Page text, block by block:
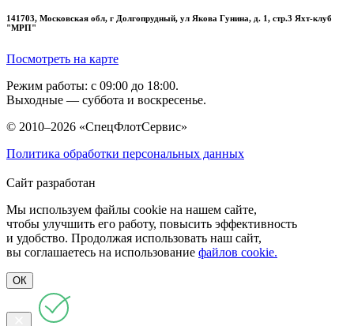
141703, Московская обл, г Долгопрудный, ул Якова Гунина, д. 1, стр.3 Яхт-клуб
"МРП"
Посмотреть на карте
Режим работы: с 09:00 до 18:00.
Выходные — суббота и воскресенье.
© 2010–2026 «СпецФлотСервис»
Политика обработки персональных данных
Сайт разработан
Мы используем файлы cookie на нашем сайте,
чтобы улучшить его работу, повысить эффективность
и удобство. Продолжая использовать наш сайт,
вы соглашаетесь на использование файлов cookie.
ОК